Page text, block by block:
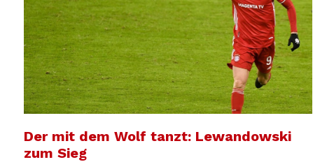
Der mit dem Wolf tanzt: Lewandowski
zum Sieg